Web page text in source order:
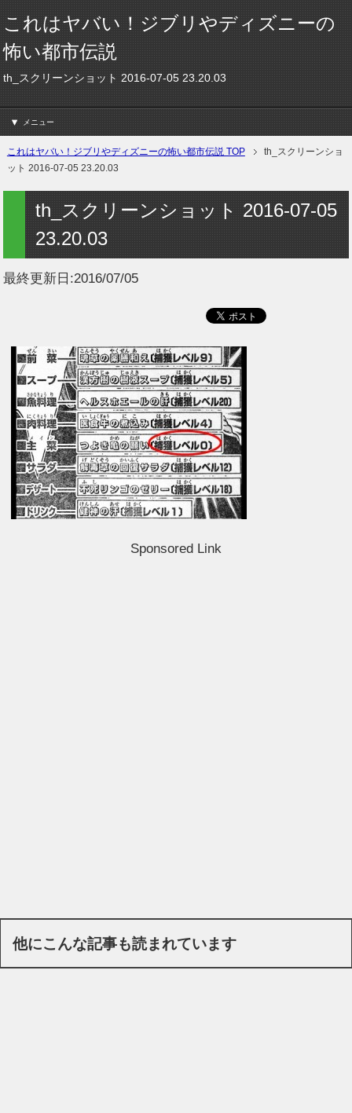
これはヤバい！ジブリやディズニーの
怖い都市伝説
th_スクリーンショット 2016-07-05 23.20.03
メニュー
これはヤバい！ジブリやディズニーの怖い都市伝説 TOP
th_スクリーンショ
ット 2016-07-05 23.20.03
th_スクリーンショット 2016-07-05
23.20.03
最終更新日:2016/07/05
Sponsored Link
他にこんな記事も読まれています